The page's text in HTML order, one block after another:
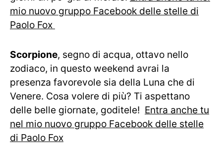
mio nuovo gruppo Facebook delle stelle di
Paolo Fox
Scorpione, segno di acqua, ottavo nello
zodiaco, in questo weekend avrai la
presenza favorevole sia della Luna che di
Venere. Cosa volere di più? Ti aspettano
delle belle giornate, goditele! Entra anche tu
nel mio nuovo gruppo Facebook delle stelle
di Paolo Fox